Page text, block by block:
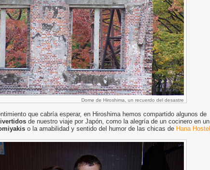
Dome de Hiroshima, un recuerdo del desastre
que cabría esperar, en Hiroshima hemos compartido algunos de
de nuestro viaje por Japón, como la alegría de un cocinero en un
o la amabilidad y sentido del humor de las chicas de Hana Hostel